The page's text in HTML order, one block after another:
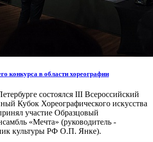
конкурса в области хореографии
состоялся III Всероссийский
Кубок Хореографического искусства
участие Образцовый
«Мечта» (руководитель -
культуры РФ О.П. Янке).